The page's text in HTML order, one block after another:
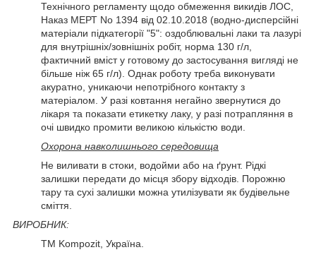
Технічного регламенту щодо обмеження викидів ЛОС,
Наказ МЕРТ No 1394 від 02.10.2018 (водно-дисперсійні
матеріали підкатегорії "5": оздоблювальні лаки та лазурі
для внутрішніх/зовнішніх робіт, норма 130 г/л,
фактичний вміст у готовому до застосування вигляді не
більше ніж 65 г/л). Однак роботу треба виконувати
акуратно, уникаючи непотрібного контакту з
матеріалом. У разі ковтання негайно звернутися до
лікаря та показати етикетку лаку, у разі потрапляння в
очі швидко промити великою кількістю води.
Охорона навколишнього середовища
Не виливати в стоки, водойми або на ґрунт. Рідкі
залишки передати до місця збору відходів. Порожню
тару та сухі залишки можна утилізувати як будівельне
сміття.
ВИРОБНИК:
ТМ Kompozit, Україна.